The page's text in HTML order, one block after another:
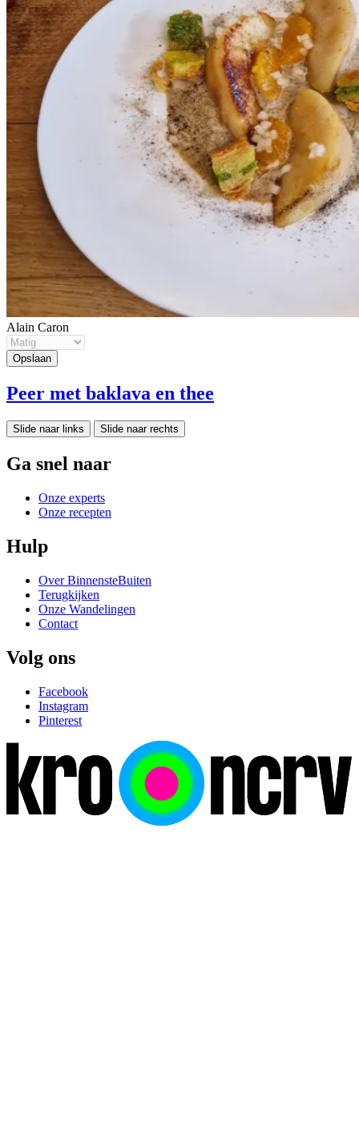
Alain Caron
Peer met baklava en thee
Slide naar links Slide naar rechts
Ga snel naar
Onze experts
Onze recepten
Hulp
Over BinnensteBuiten
Terugkijken
Onze Wandelingen
Contact
Volg ons
Facebook
Instagram
Pinterest